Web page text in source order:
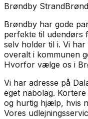
Brøndby Strand
Brøndby har gode
perfekte til udendørs
selv holder til i. Vi
overalt i kommunen
Hvorfor vælge os i
Vi har adresse på
eget nabolag.
og hurtig hjælp, hvis
Vores